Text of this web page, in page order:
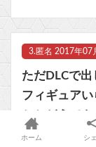
3. 匿名 2017年07
ただDLCで
フィギュア
とかどうでも
ホーム シ